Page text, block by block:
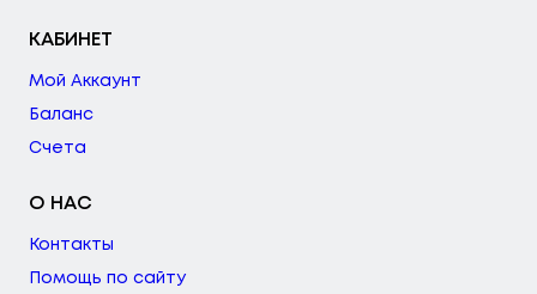
КАБИНЕТ
Мой Аккаунт
Баланс
Счета
О НАС
Контакты
Помощь по сайту